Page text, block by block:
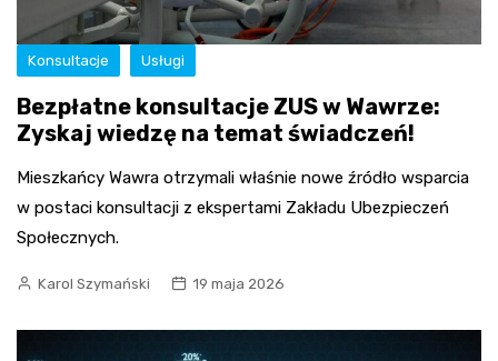
Konsultacje Usługi
Bezpłatne konsultacje ZUS w Wawrze:
Zyskaj wiedzę na temat świadczeń!
Mieszkańcy Wawra otrzymali właśnie nowe źródło wsparcia
w postaci konsultacji z ekspertami Zakładu Ubezpieczeń
Społecznych.
Karol Szymański 19 maja 2026